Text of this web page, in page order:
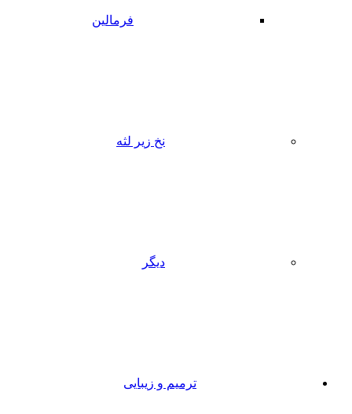
فرمالین
نخ زیر لثه
دیگر
ترمیم و زیبایی